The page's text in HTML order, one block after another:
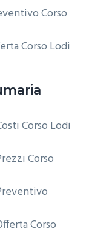
Corso
Corso Lodi
Corso Lodi
Corso
Corso